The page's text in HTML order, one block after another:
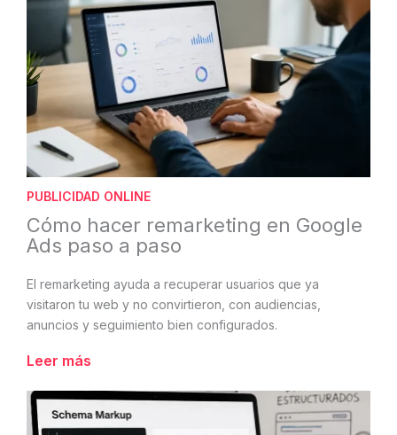
PUBLICIDAD ONLINE
Cómo hacer remarketing en Google
Ads paso a paso
El remarketing ayuda a recuperar usuarios que ya
visitaron tu web y no convirtieron, con audiencias,
anuncios y seguimiento bien configurados.
Leer más